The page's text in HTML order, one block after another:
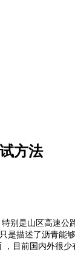
方法
别是山区高速
描述了沥青
目前国内外很